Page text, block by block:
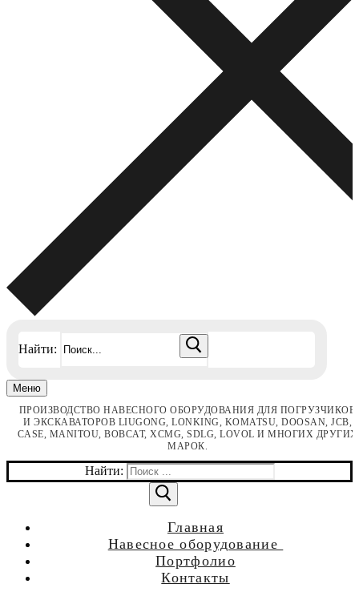
Найти:
Меню
ПРОИЗВОДСТВО НАВЕСНОГО ОБОРУДОВАНИЯ ДЛЯ ПОГРУЗЧИКОВ
И ЭКСКАВАТОРОВ LIUGONG, LONKING, KOMATSU, DOOSAN, JCB,
CASE, MANITOU, BOBCAT, XCMG, SDLG, LOVOL И МНОГИХ ДРУГИХ
МАРОК.
Найти:
Главная
Навесное оборудование
для мини погрузчиков
для мини экскаваторов
для фронтальных погрузчиков
Портфолио
Контакты